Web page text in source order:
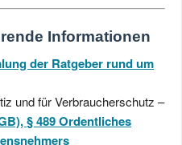
Informationen
der Ratgeber rund um
und für Verbraucherschutz –
§ 489Ordentliches